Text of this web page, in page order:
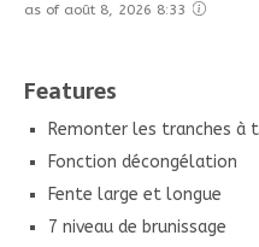
as of août 8, 2026 8:33
Features
Remonter les tranches
Fonction décongélation
Fente large et longue
7 niveau de brunissage